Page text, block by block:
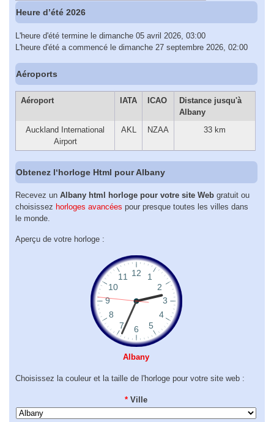
Heure d’été 2026
L'heure d'été termine le dimanche 05 avril 2026, 03:00
L'heure d'été a commencé le dimanche 27 septembre 2026, 02:00
Aéroports
Aéroport IATA ICAO
Distance jusqu'à
Albany
Auckland International
Airport
AKL NZAA 33 km
Obtenez l‘horloge Html pour Albany
Recevez un Albany html horloge pour votre site Web gratuit ou
choisissez horloges avancées pour presque toutes les villes dans
le monde.
Aperçu de votre horloge :
Albany
Choisissez la couleur et la taille de l'horloge pour votre site web :
* Ville